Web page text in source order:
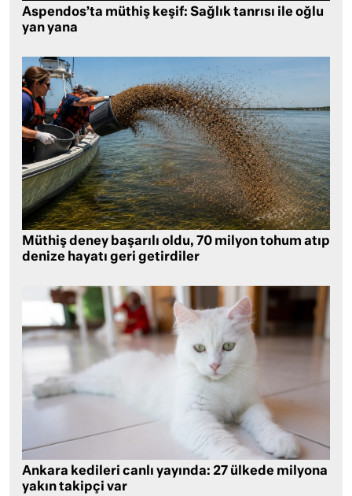
Aspendos’ta müthiş keşif: Sağlık tanrısı ile oğlu
yan yana
Müthiş deney başarılı oldu, 70 milyon tohum atıp
denize hayatı geri getirdiler
Ankara kedileri canlı yayında: 27 ülkede milyona
yakın takipçi var